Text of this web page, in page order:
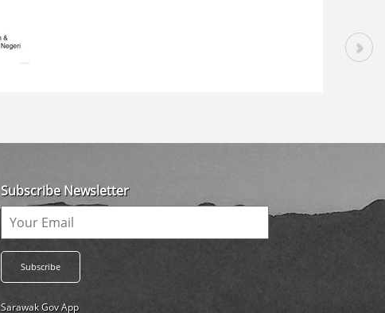
Subscribe Newsletter
Sarawak Gov App